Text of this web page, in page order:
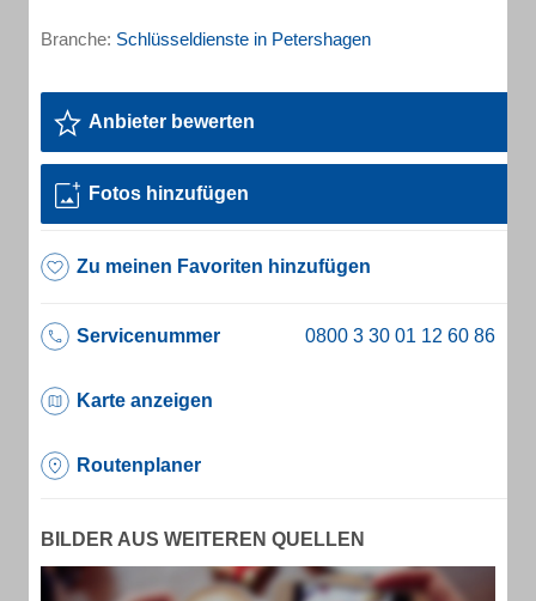
Branche: Schlüsseldienste in Petershagen
Anbieter bewerten
Fotos hinzufügen
Zu meinen Favoriten hinzufügen
Servicenummer
Karte anzeigen
Routenplaner
BILDER AUS WEITEREN QUELLEN